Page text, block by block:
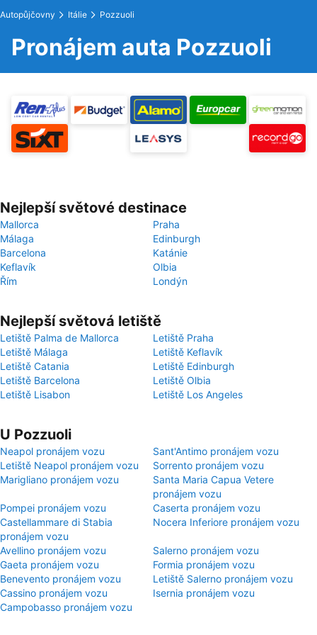
Autopůjčovny Itálie Pozzuoli
Pronájem auta Pozzuoli
Nejlepší světové destinace
Mallorca
Praha
Málaga
Edinburgh
Barcelona
Katánie
Keflavík
Olbia
Řím
Londýn
Nejlepší světová letiště
Letiště Palma de Mallorca
Letiště Praha
Letiště Málaga
Letiště Keflavík
Letiště Catania
Letiště Edinburgh
Letiště Barcelona
Letiště Olbia
Letiště Lisabon
Letiště Los Angeles
U Pozzuoli
Neapol pronájem vozu
Sant'Antimo pronájem vozu
Letiště Neapol pronájem vozu
Sorrento pronájem vozu
Marigliano pronájem vozu
Santa Maria Capua Vetere
pronájem vozu
Pompei pronájem vozu
Caserta pronájem vozu
Castellammare di Stabia
pronájem vozu
Nocera Inferiore pronájem vozu
Avellino pronájem vozu
Salerno pronájem vozu
Gaeta pronájem vozu
Formia pronájem vozu
Benevento pronájem vozu
Letiště Salerno pronájem vozu
Cassino pronájem vozu
Isernia pronájem vozu
Campobasso pronájem vozu